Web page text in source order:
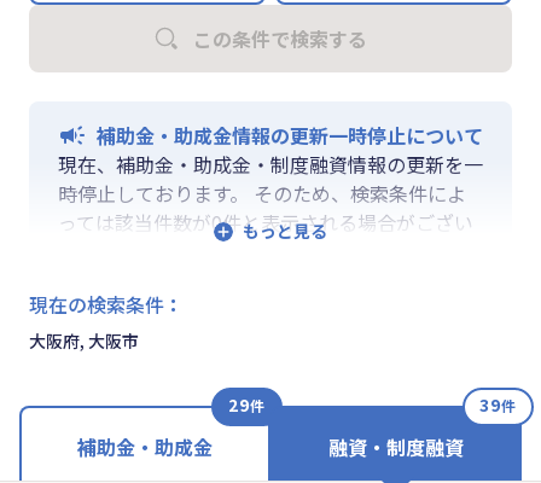
この条件で検索する
補助金・助成金情報の更新一時停止について
現在、補助金・助成金・制度融資情報の更新を一
時停止しております。 そのため、検索条件によ
っては該当件数が0件と表示される場合がござい
ます。 ご迷惑をおかけしますが、更新再開まで
なお、融資情報、ならびに「学ぶ」「作る」「相
談する」の各機能は通常通りご利用いただけま
現在の検索条件 ：
大阪府, 大阪市
補助金・助成金
29件
融資・制度融資
39件